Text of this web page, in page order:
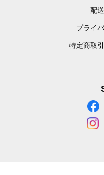
配
プライ
特定商取